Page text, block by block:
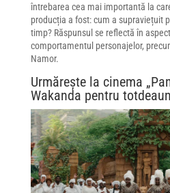
întrebarea cea mai importantă la
producția a fost: cum a supraviețuit
timp? Răspunsul se reflectă în
comportamentul personajelor,
Namor.
Urmărește la cinema
Wakanda pentru